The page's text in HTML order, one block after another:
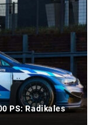
PS: Radikales